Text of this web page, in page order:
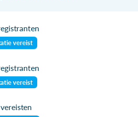
vereist
vereist